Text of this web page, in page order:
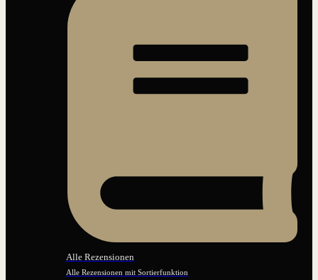
Alle Rezensionen
Alle Rezensionen mit Sortierfunktion